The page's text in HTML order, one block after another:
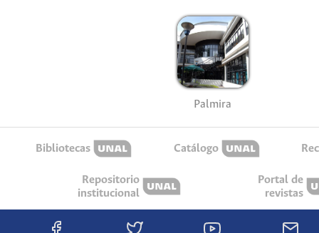
Palmira
Bibliotecas Catálogo
Repositorio
institucional
Portal de
revistas